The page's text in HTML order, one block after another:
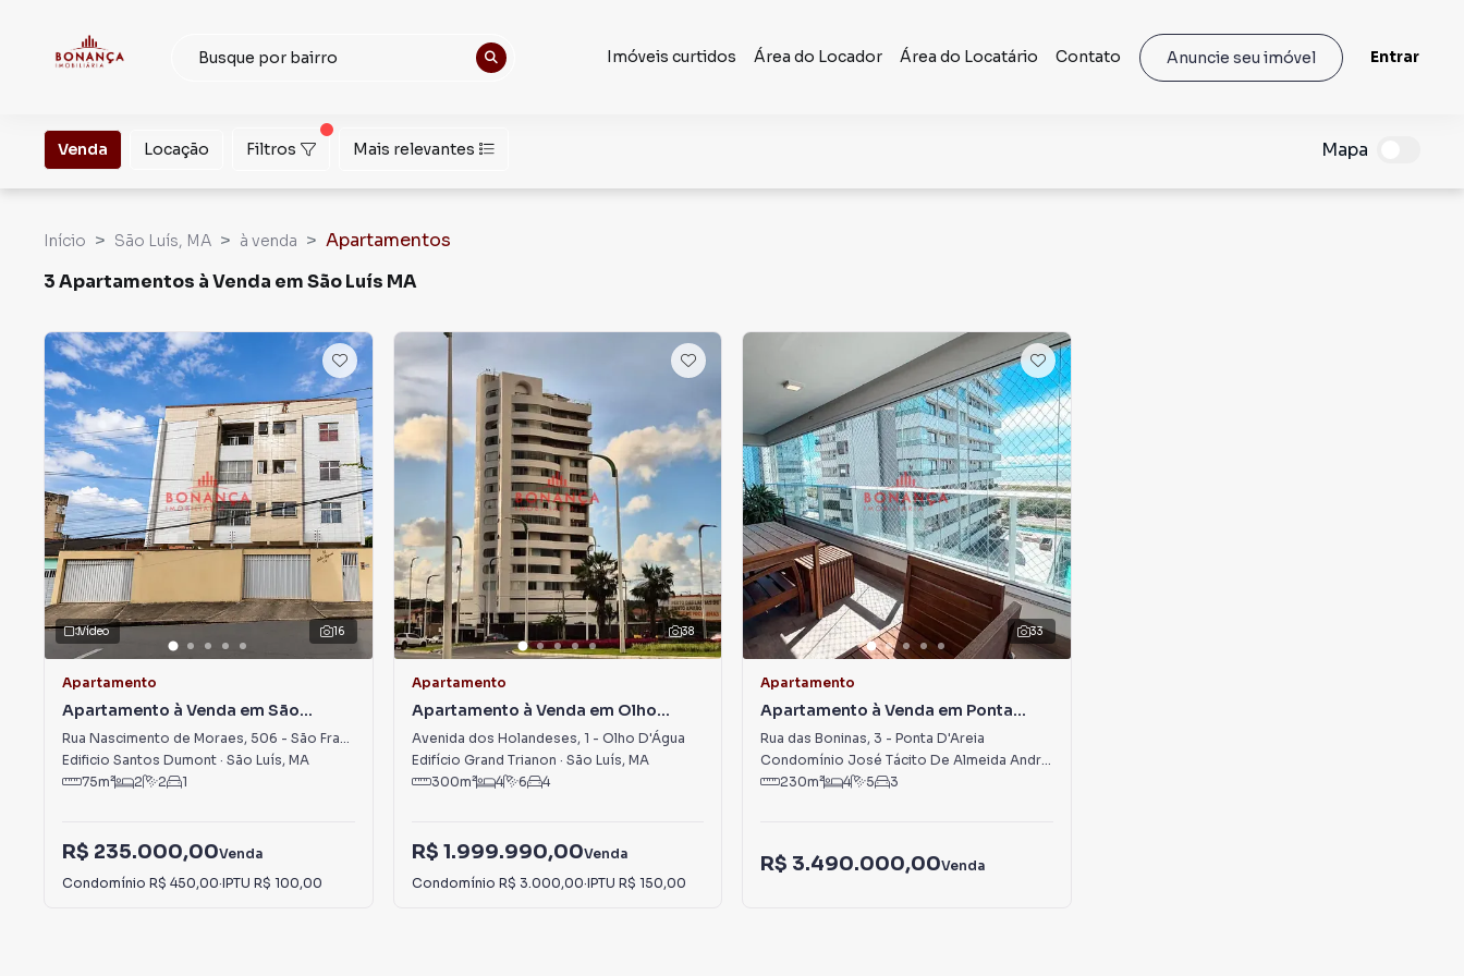
Imóveis curtidos Área do Locador Área do Locatário Contato Anuncie seu imóvel Entrar
Venda Locação Filtros Mais relevantes Mapa
Início São Luís, MA à venda
Apartamentos
3 Apartamentos à Venda em São Luís MA
16
Vídeo
Apartamento
Apartamento à Venda em São
Francisco
Rua Nascimento de Moraes, 506 - São Francisco
Edificio Santos Dumont · São Luís, MA
75m² 2 2 1
R$ 235.000,00Venda
Condomínio R$ 450,00·IPTU R$ 100,00
38
Apartamento
Apartamento à Venda em Olho
D'Água
Avenida dos Holandeses, 1 - Olho D'Água
Edifício Grand Trianon · São Luís, MA
300m² 4 6 4
R$ 1.999.990,00Venda
Condomínio R$ 3.000,00·IPTU R$ 150,00
33
Apartamento
Apartamento à Venda em Ponta
D'Areia
Rua das Boninas, 3 - Ponta D'Areia
Condomínio José Tácito De Almeida Andrade
230m² 4 5 3
R$ 3.490.000,00Venda